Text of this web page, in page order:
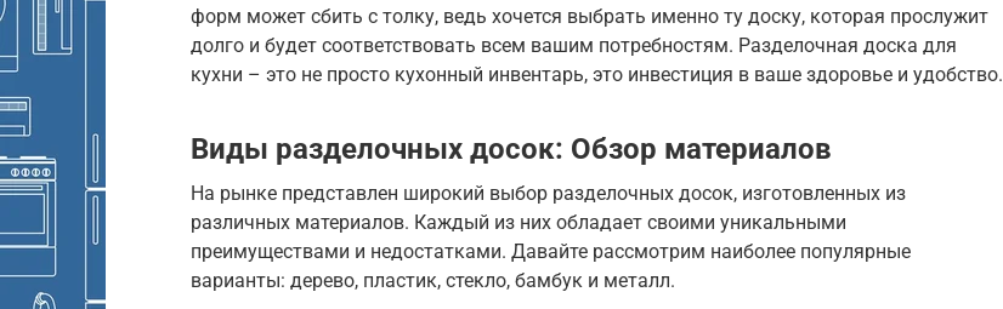
форм может сбить с толку, ведь хочется выбрать именно ту доску, которая прослужит
долго и будет соответствовать всем вашим потребностям. Разделочная доска для
кухни – это не просто кухонный инвентарь, это инвестиция в ваше здоровье и удобство.
Виды разделочных досок: Обзор материалов
На рынке представлен широкий выбор разделочных досок, изготовленных из
различных материалов. Каждый из них обладает своими уникальными
преимуществами и недостатками. Давайте рассмотрим наиболее популярные
варианты: дерево, пластик, стекло, бамбук и металл.